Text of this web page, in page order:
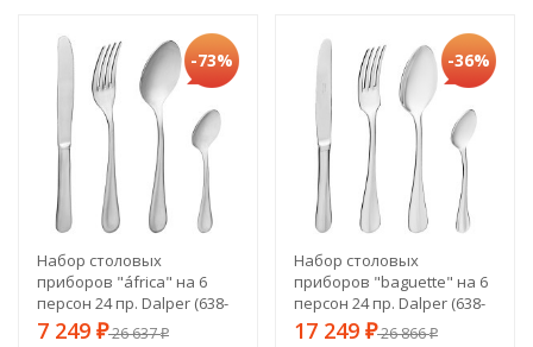
-73%
Набор столовых
приборов "áfrica" на 6
персон 24 пр. Dalper (638-
205)
7 249 ₽26 637₽
-36%
Набор столовых
приборов "baguette" на 6
персон 24 пр. Dalper (638-
207)
17 249 ₽26 866₽